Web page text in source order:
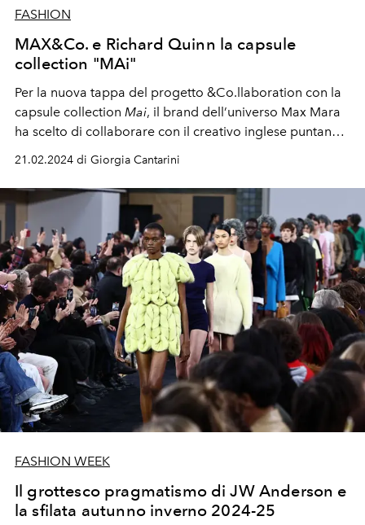
FASHION
MAX&Co. e Richard Quinn la capsule
collection "MAi"
Per la nuova tappa del progetto &Co.llaboration con la
capsule collection Mai, il brand dell’universo Max Mara
ha scelto di collaborare con il creativo inglese puntando
tutto sui favolosi 60's. L’iniziativa in passato ha già dato
spazio alle visioni di Margherita Maccapani Missoni,
Efisio Rocco Marras, Duro Olowu, Anna Dello Russo e
Sofia Sanchez de Betak.
21.02.2024 di Giorgia Cantarini
FASHION WEEK
Il grottesco pragmatismo di JW Anderson e
la sfilata autunno inverno 2024-25